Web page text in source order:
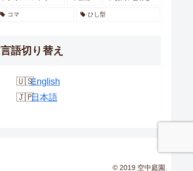
コマ ひし型
言語切り替え
English
日本語
© 2019 空中庭園.